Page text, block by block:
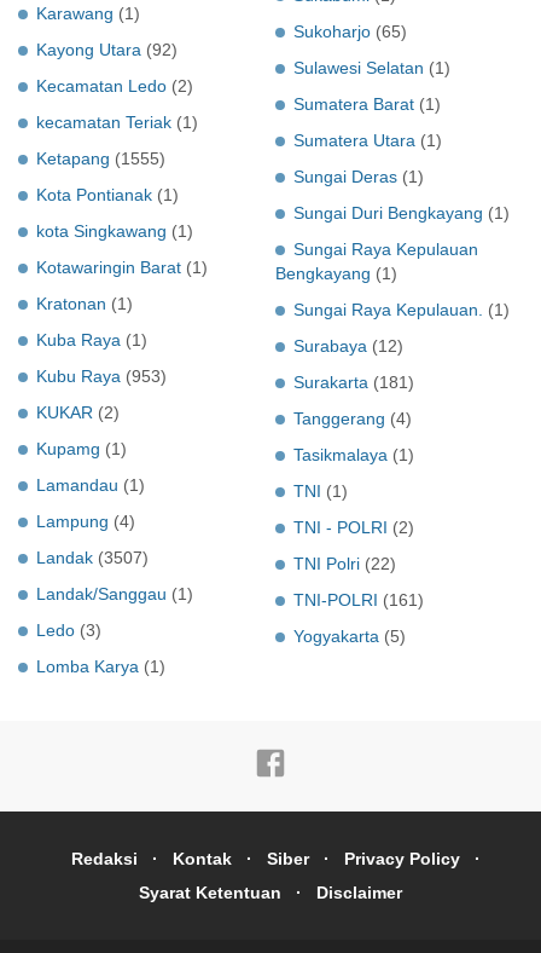
Karawang (1)
Kayong Utara (92)
Kecamatan Ledo (2)
kecamatan Teriak (1)
Ketapang (1555)
Kota Pontianak (1)
kota Singkawang (1)
Kotawaringin Barat (1)
Kratonan (1)
Kuba Raya (1)
Kubu Raya (953)
KUKAR (2)
Kupamg (1)
Lamandau (1)
Lampung (4)
Landak (3507)
Landak/Sanggau (1)
Ledo (3)
Lomba Karya (1)
Sukoharjo (65)
Sulawesi Selatan (1)
Sumatera Barat (1)
Sumatera Utara (1)
Sungai Deras (1)
Sungai Duri Bengkayang (1)
Sungai Raya Kepulauan
Bengkayang (1)
Sungai Raya Kepulauan.
(1)
Surabaya (12)
Surakarta (181)
Tanggerang (4)
Tasikmalaya (1)
TNI (1)
TNI - POLRI (2)
TNI Polri (22)
TNI-POLRI (161)
Yogyakarta (5)
Redaksi Kontak Siber
Privacy Policy
Syarat Ketentuan
Disclaimer